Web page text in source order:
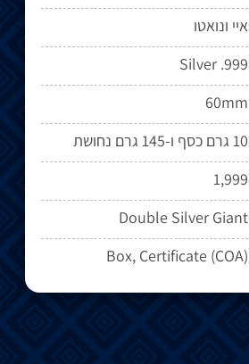
איי ונואטו
Silver .999
60mm
10 גרם כסף ו-145 גרם נחושת
1,999
Double Silver Giant
Box, Certificate (COA)